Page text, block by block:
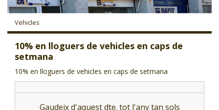
T'INTERESSA #SOMJOVES
Vehicles
10% en lloguers de vehicles en caps de
setmana
10% en lloguers de vehicles en caps de setmana
Gaudeix d'aquest dte. tot l'any tan sols